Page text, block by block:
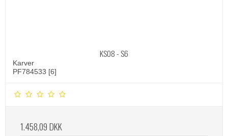
KSO8 - S6
Karver
PF784533 [6]
1.458,09 DKK